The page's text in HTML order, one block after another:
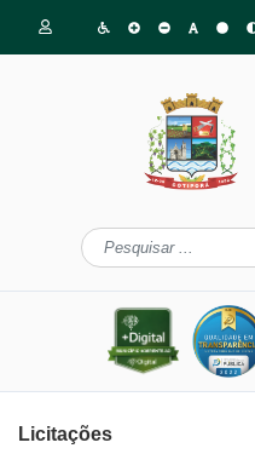
Licitações